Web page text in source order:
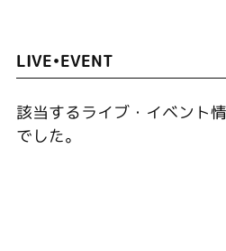
LIVE•EVENT
該当するライブ・イベント
でした。